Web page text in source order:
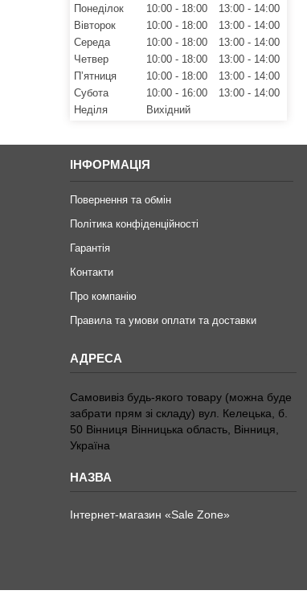
Понеділок 10:00 18:00 13:00
14:00
Вівторок
10:00 18:00 13:00
14:00
Середа
10:00 18:00 13:00
14:00
Четвер
10:00 18:00 13:00
14:00
Пʼятниця
10:00 18:00 13:00
14:00
Субота
10:00 16:00 13:00
14:00
Неділя
Вихідний
ІНФОРМАЦІЯ
Повернення та обмін
Політика конфіденційності
Гарантія
Контакти
Про компанію
Правила та умови оплати та доставки
Самовивіз будь-якого товару (можна буде
забрати прям зі складу) вул. Келецька, б.
50 Вінниця Вінницька область, Вінниця,
Україна
Інтернет-магазин «Sale Zone»